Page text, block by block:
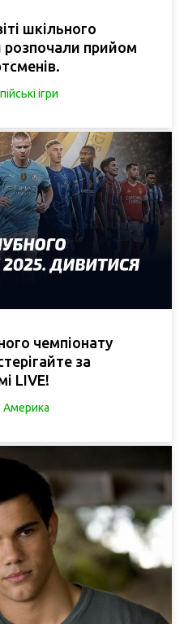
шкільного
прийом
ігри
чемпіонату
за
LIVE!
Америка